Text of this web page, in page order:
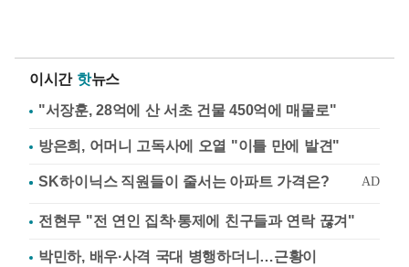
이시간 핫뉴스
"서장훈, 28억에 산 서초 건물 450억에 매물로"
방은희, 어머니 고독사에 오열 "이틀 만에 발견"
전현무 "전 연인 집착·통제에 친구들과 연락 끊겨"
박민하, 배우·사격 국대 병행하더니…근황이